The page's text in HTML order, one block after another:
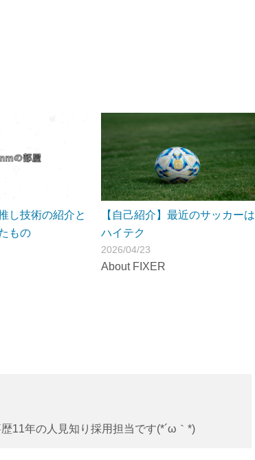
し技術の紹介と
もの
【自己紹介】最近のサッカーは
ハイテク
2026/04/23
About FIXER
11年の人見知り採用担当です(*´ω｀*)